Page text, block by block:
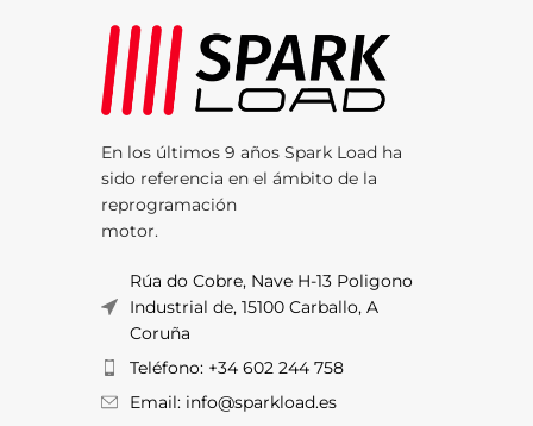
En los últimos 9 años Spark Load ha
sido referencia en el ámbito de la
reprogramación
motor.
Rúa do Cobre, Nave H-13 Poligono
Industrial de, 15100 Carballo, A
Coruña
Teléfono: +34 602 244 758
Email: info@sparkload.es